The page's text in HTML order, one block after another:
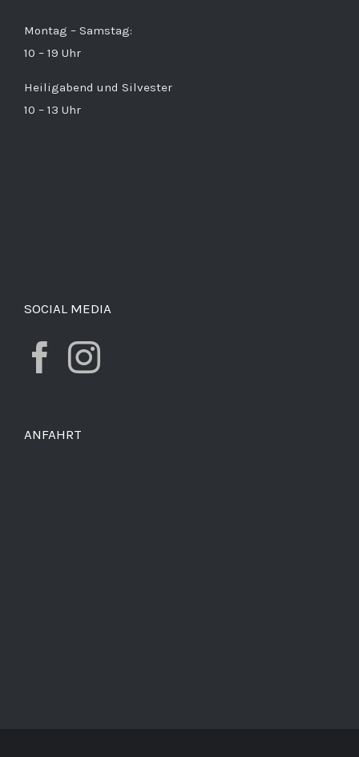
Montag – Samstag:
10 – 19 Uhr
Heiligabend und Silvester
10 – 13 Uhr
SOCIAL MEDIA
ANFAHRT